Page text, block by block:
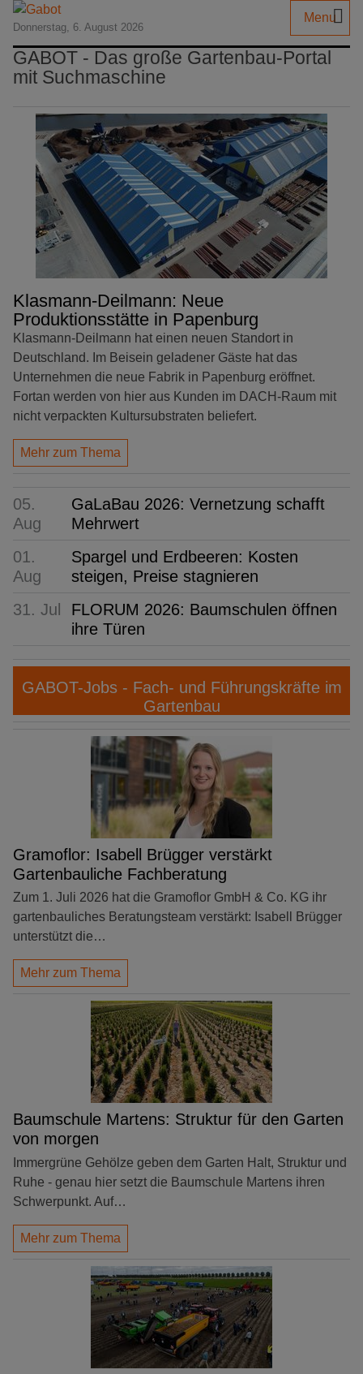
Donnerstag, 6. August 2026
Menu
GABOT - Das große Gartenbau-Portal
mit Suchmaschine
Klasmann-Deilmann: Neue
Produktionsstätte in Papenburg
Klasmann-Deilmann hat einen neuen Standort in
Deutschland. Im Beisein geladener Gäste hat das
Unternehmen die neue Fabrik in Papenburg eröffnet.
Fortan werden von hier aus Kunden im DACH-Raum mit
nicht verpackten Kultursubstraten beliefert.
Mehr zum Thema
05.
Aug
GaLaBau 2026: Vernetzung schafft
Mehrwert
01.
Aug
Spargel und Erdbeeren: Kosten
steigen, Preise stagnieren
31. Jul
FLORUM 2026: Baumschulen öffnen
ihre Türen
GABOT-Jobs - Fach- und Führungskräfte im
Gartenbau
Gramoflor: Isabell Brügger verstärkt
Gartenbauliche Fachberatung
Zum 1. Juli 2026 hat die Gramoflor GmbH & Co. KG ihr
gartenbauliches Beratungsteam verstärkt: Isabell Brügger
unterstützt die…
Mehr zum Thema
Baumschule Martens: Struktur für den Garten
von morgen
Immergrüne Gehölze geben dem Garten Halt, Struktur und
Ruhe - genau hier setzt die Baumschule Martens ihren
Schwerpunkt. Auf…
Mehr zum Thema